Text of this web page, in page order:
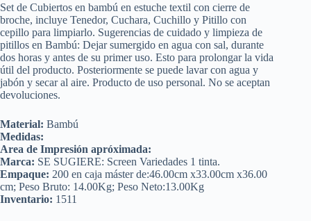
Set de Cubiertos en bambú en estuche textil con cierre de
broche, incluye Tenedor, Cuchara, Cuchillo y Pitillo con
cepillo para limpiarlo. Sugerencias de cuidado y limpieza de
pitillos en Bambú: Dejar sumergido en agua con sal, durante
dos horas y antes de su primer uso. Esto para prolongar la vida
útil del producto. Posteriormente se puede lavar con agua y
jabón y secar al aire. Producto de uso personal. No se aceptan
devoluciones.
Material: Bambú
Medidas:
Area de Impresión apróximada:
Marca: SE SUGIERE: Screen Variedades 1 tinta.
Empaque: 200 en caja máster de:46.00cm x33.00cm x36.00
cm; Peso Bruto: 14.00Kg; Peso Neto:13.00Kg
Inventario: 1511